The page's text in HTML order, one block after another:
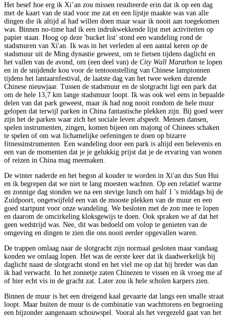
Het besef hoe erg ik Xi’an zou missen resulteerde erin dat ik op een dag
met de kaart van de stad voor me zat en een lijstje maakte was van alle
dingen die ik altijd al had willen doen maar waar ik nooit aan toegekomen
was. Binnen no-time had ik een indrukwekkende lijst met activiteiten op
papier staan. Hoog op deze 'bucket list' stond een wandeling rond de
stadsmuren van Xi'an. Ik was in het verleden al een aantal keren op de
stadsmuur uit de Ming dynastie geweest, om te fietsen tijdens daglicht en
het vallen van de avond, om (een deel van) de City Wall Marathon te lopen
en in de snijdende kou voor de tentoonstelling van Chinese lampionnen
tijdens het lantaarnfestival, de laatste dag van het twee weken durende
Chinese nieuwjaar. Tussen de stadsmuur en de slotgracht ligt een park dat
om de hele 13,7 km lange stadsmuur loopt. Ik was ook wel eens in bepaalde
delen van dat park geweest, maar ik had nog nooit rondom de hele muur
gelopen dat terwijl parken in China fantastische plekken zijn. Bij goed weer
zijn het de parken waar zich het sociale leven afspeelt. Mensen dansen,
spelen instrumenten, zingen, komen bijeen om majong of Chinees schaken
te spelen of om wat lichamelijke oefeningen te doen op bizarre
fitnessinstrumenten. Een wandeling door een park is altijd een belevenis en
een van de momenten dat je je gelukkig prijst dat je de ervaring van wonen
of reizen in China mag meemaken.
De winter naderde en het begon al kouder te worden in Xi'an dus Sun Hui
en ik begrepen dat we niet te lang moesten wachten. Op een relatief warme
en zonnige dag stonden we na een stevige lunch om half 1 's middags bij de
Zuidpoort, ongetwijfeld een van de mooste plekken van de muur en een
goed startpunt voor onze wandeling. We besloten met de zon mee te lopen
en daarom de omcirkeling kloksgewijs te doen. Ook spraken we af dat het
geen wedstrijd was. Nee, dit was bedoeld om volop te genieten van de
omgeving en dingen te zien die ons nooit eerder opgevallen waren.
De trappen omlaag naar de slotgracht zijn normaal gesloten maar vandaag
konden we omlaag lopen. Het was de eerste keer dat ik daadwerkelijk bij
daglicht naast de slotgracht stond en het viel me op dat hij breder was dan
ik had verwacht. In het zonnetje zaten Chinezen te vissen en ik vroeg me af
of hier echt vis in de gracht zat. Later zou ik hele scholen karpers zien.
Binnen de muur is het een dreigend kaal gevaarte dat langs een smalle straat
loopt. Maar buiten de muur is de combinatie van wachttorens en begroeiing
een bijzonder aangenaam schouwspel. Vooral als het vergezeld gaat van het